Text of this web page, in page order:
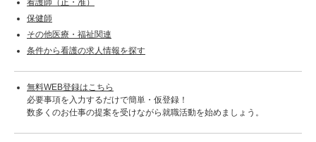
看護師（正・准）
保健師
その他医療・福祉関連
条件から看護の求人情報を探す
無料WEB登録はこちら
必要事項を入力するだけで簡単・仮登録！
数多くのお仕事の提案を受けながら就職活動を始めましょう。